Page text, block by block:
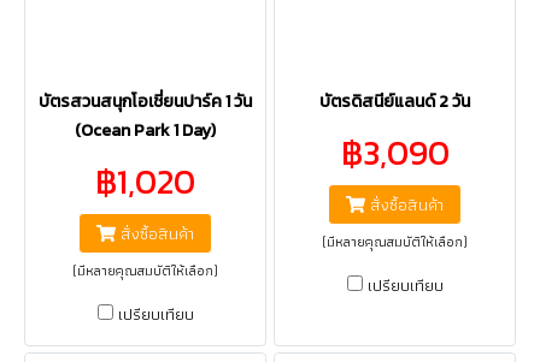
บัตรสวนสนุกโอเชี่ยนปาร์ค 1 วัน
(Ocean Park 1 Day)
฿1,020
สั่งซื้อสินค้า
(มีหลายคุณสมบัติให้เลือก)
เปรียบเทียบ
บัตรดิสนีย์แลนด์ 2 วัน
฿3,090
สั่งซื้อสินค้า
(มีหลายคุณสมบัติให้เลือก)
เปรียบเทียบ